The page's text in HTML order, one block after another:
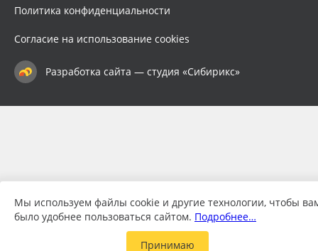
Политика конфиденциальности
Согласие на использование cookies
Разработка сайта — студия «Сибирикс»
Мы используем файлы cookie и другие технологии, чтобы
было удобнее пользоваться сайтом. Подробнее…
Принимаю